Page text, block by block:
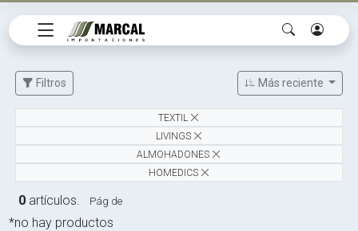
Filtros Más reciente
TEXTIL
LIVINGS
ALMOHADONES
HOMEDICS
*no hay productos
0 artículos. Pág de